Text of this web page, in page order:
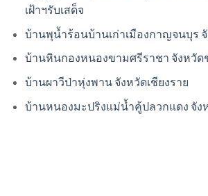
เฝ้าฯรับเสด็จ
บ้านพุน้ำร้อนบ้านเก่าเมืองกาญจนบุร
บ้านหินกองหนองขามศรีราชา จังหวัด
บ้านผาวีป่าหุ่งพาน จังหวัดเชียงราย
บ้านหนองมะปริงแม่น้ำคู้ปลวกแดง จัง